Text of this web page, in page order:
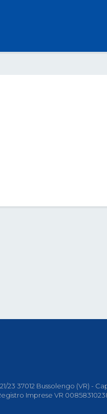
23 37012 Bussolengo (VR) -
Imprese VR